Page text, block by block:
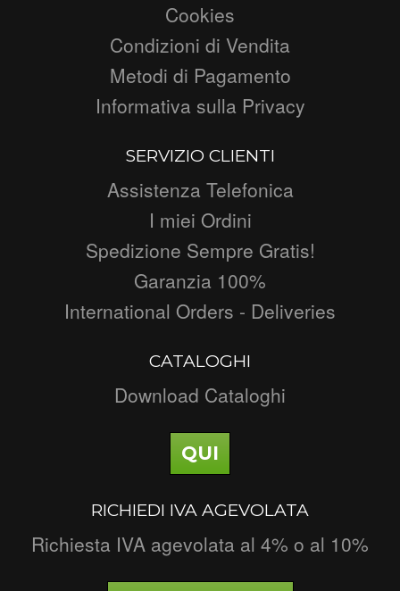
Cookies
Condizioni di Vendita
Metodi di Pagamento
Informativa sulla Privacy
SERVIZIO CLIENTI
Assistenza Telefonica
I miei Ordini
Spedizione Sempre Gratis!
Garanzia 100%
International Orders - Deliveries
CATALOGHI
Download Cataloghi
QUI
RICHIEDI IVA AGEVOLATA
Richiesta IVA agevolata al 4% o al 10%